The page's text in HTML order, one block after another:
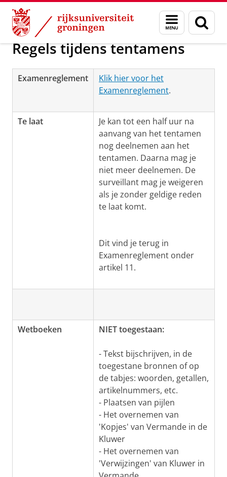
Skip
Content
Skip
Navigation
Menu
en
zoeken
Over ons Regelingen tentamens
Regels tijdens tentamens
Examenreglement
Klik hier voor het
Examenreglement.
Te laat
Je kan tot een half uur na
aanvang van het tentamen
nog deelnemen aan het
tentamen. Daarna mag je
niet meer deelnemen. De
surveillant mag je weigeren
als je zonder geldige reden
te laat komt.
Dit vind je terug in
Examenreglement onder
artikel 11.
Wetboeken NIET toegestaan:
- Tekst bijschrijven, in de
toegestane bronnen of op
de tabjes: woorden, getallen,
artikelnummers, etc.
- Plaatsen van pijlen
- Het overnemen van
'Kopjes' van Vermande in de
Kluwer
- Het overnemen van
'Verwijzingen' van Kluwer in